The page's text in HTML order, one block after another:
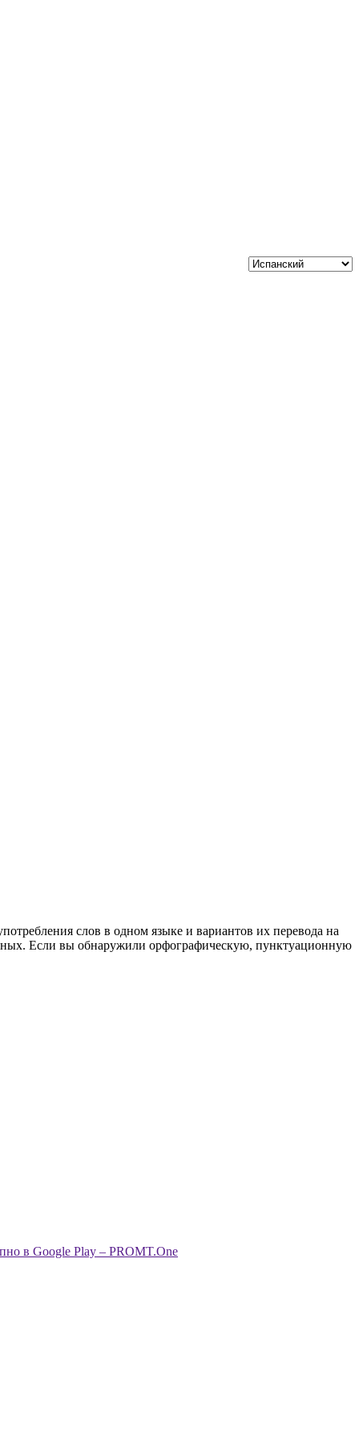
слов в одном языке и вариантов их перевода на
Если вы обнаружили орфографическую, пунктуационную